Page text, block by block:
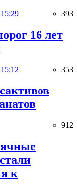
15:29 393
16 лет
353
912
к